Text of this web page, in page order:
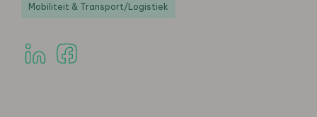
Mobiliteit & Transport/Logistiek